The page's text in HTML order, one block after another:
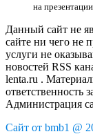
на
Данный сайт не
сайте ни чего не
услуги не
новостей RSS
lenta.ru .
ответственность
Администрация
Сайт от bmb1 @